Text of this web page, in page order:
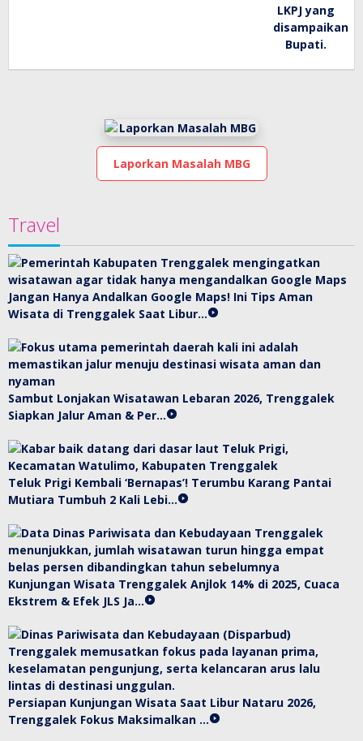
Laporkan Masalah MBG
Travel
Jangan Hanya Andalkan Google Maps! Ini Tips Aman
Wisata di Trenggalek Saat Libur…
Sambut Lonjakan Wisatawan Lebaran 2026, Trenggalek
Siapkan Jalur Aman & Per…
Teluk Prigi Kembali ‘Bernapas’! Terumbu Karang Pantai
Mutiara Tumbuh 2 Kali Lebi…
Kunjungan Wisata Trenggalek Anjlok 14% di 2025, Cuaca
Ekstrem & Efek JLS Ja…
Persiapan Kunjungan Wisata Saat Libur Nataru 2026,
Trenggalek Fokus Maksimalkan …